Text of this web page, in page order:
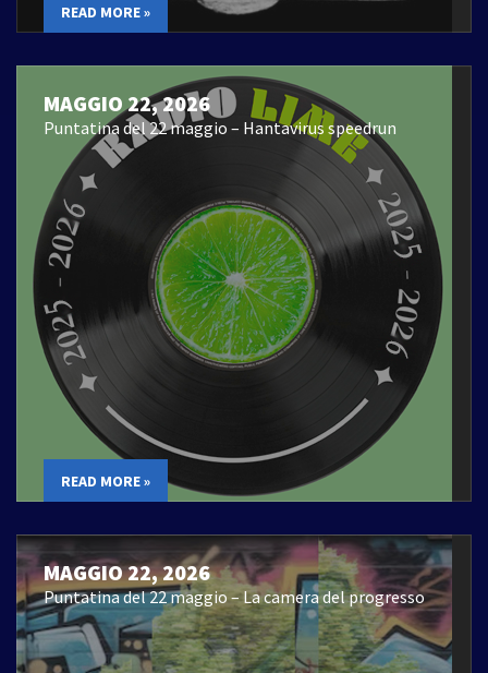
READ MORE »
MAGGIO 22, 2026
Puntatina del 22 maggio – Hantavirus speedrun
READ MORE »
MAGGIO 22, 2026
Puntatina del 22 maggio – La camera del progresso